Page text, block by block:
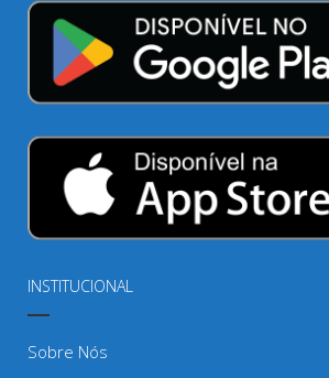
INSTITUCIONAL
Sobre Nós